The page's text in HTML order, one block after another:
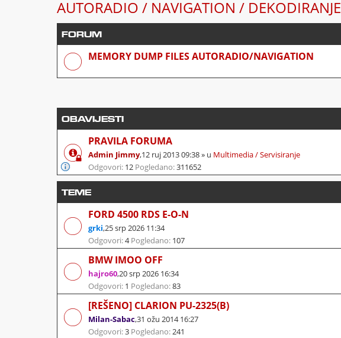
AUTORADIO / NAVIGATION / DEKODIRANJE
FORUM
MEMORY DUMP FILES AUTORADIO/NAVIGATION
OBAVIJESTI
PRAVILA FORUMA
Admin Jimmy,12 ruj 2013 09:38» u Multimedia / Servisiranje
Odgovori: 12 Pogledano:311652
TEME
FORD 4500 RDS E-O-N
grki,25 srp 2026 11:34
Odgovori:4Pogledano: 107
BMW IMOO OFF
hajro60,20 srp 2026 16:34
Odgovori: 1 Pogledano:83
[REŠENO] CLARION PU-2325(B)
Milan-Sabac,31 ožu 2014 16:27
Odgovori:3 Pogledano:241